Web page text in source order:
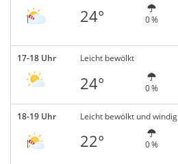
24° 0 %
17-18 Uhr Leicht bewölkt
24° 0 %
18-19 Uhr Leicht bewölkt und windig
22° 0 %